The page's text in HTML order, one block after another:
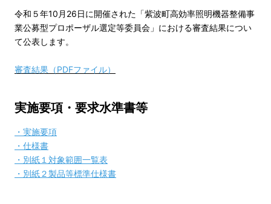
令和５年10月26日に開催された「紫波町高効率照明機器整備事
業公募型プロポーザル選定等委員会」における審査結果につい
て公表します。
審査結果（PDFファイル）
実施要項・要求水準書等
・実施要項
・ 仕様書
・ 別紙１対象範囲一覧表
・別紙２製品等標準仕様書